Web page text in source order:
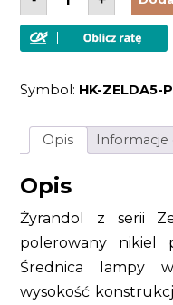
Żyrandol
lampa
sufitowa
wisząca
światła
nowoczesna
elegancka
Symbol: HK-ZELDA5-
Opis
Opis
Żyrandol z serii
polerowany nikiel
Średnica lampy
wysokość